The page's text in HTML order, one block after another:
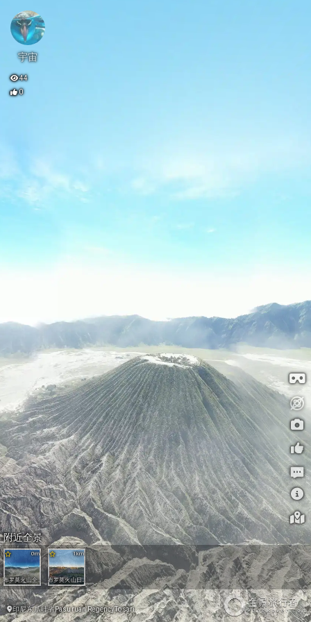
宇宙
44
0
附近全景
0m
布罗莫火山全景
1km
布罗莫火山日出
印尼东爪哇省Pasuruan RegencyTosari